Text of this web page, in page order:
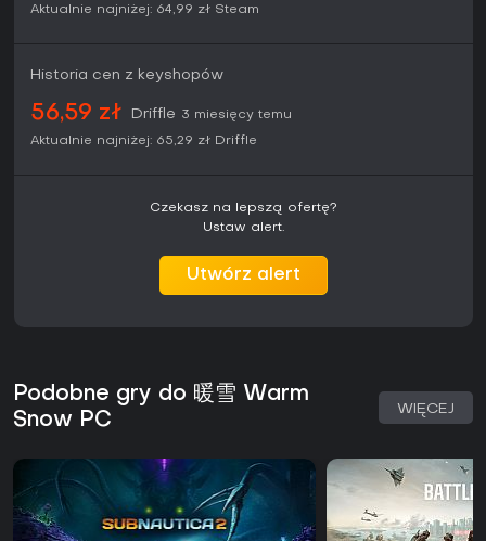
Aktualnie najniżej: 64,99 zł Steam
Historia cen z keyshopów
56,59 zł Driffle 3 miesięcy temu
Aktualnie najniżej: 65,29 zł Driffle
Czekasz na lepszą ofertę?
Ustaw alert.
Utwórz alert
Podobne gry do 暖雪 Warm
Snow PC
WIĘCEJ